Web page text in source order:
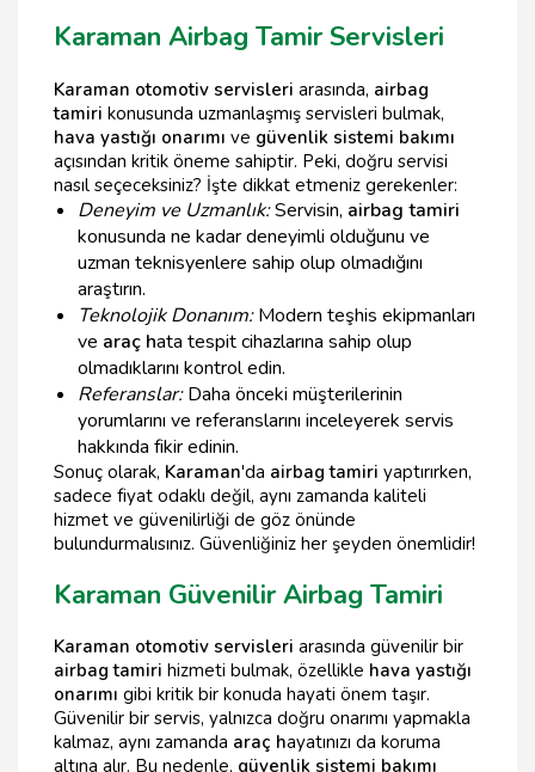
Karaman Airbag Tamir Servisleri
Karaman otomotiv servisleri arasında, airbag
tamiri konusunda uzmanlaşmış servisleri bulmak,
hava yastığı onarımı ve güvenlik sistemi bakımı
açısından kritik öneme sahiptir. Peki, doğru servisi
nasıl seçeceksiniz? İşte dikkat etmeniz gerekenler:
Deneyim ve Uzmanlık:Servisin, airbag tamiri
konusunda ne kadar deneyimli olduğunu ve
uzman teknisyenlere sahip olup olmadığını
araştırın.
Teknolojik Donanım:Modern teşhis ekipmanları
ve araç hata tespit cihazlarına sahip olup
olmadıklarını kontrol edin.
Referanslar:Daha önceki müşterilerinin
yorumlarını ve referanslarını inceleyerek servis
hakkında fikir edinin.
Sonuç olarak, Karaman'da airbag tamiri yaptırırken,
sadece fiyat odaklı değil, aynı zamanda kaliteli
hizmet ve güvenilirliği de göz önünde
bulundurmalısınız. Güvenliğiniz her şeyden önemlidir!
Karaman Güvenilir Airbag Tamiri
Karaman otomotiv servisleri arasında güvenilir bir
airbag tamiri hizmeti bulmak, özellikle hava yastığı
onarımı gibi kritik bir konuda hayati önem taşır.
Güvenilir bir servis, yalnızca doğru onarımı yapmakla
kalmaz, aynı zamanda araç hayatınızı da koruma
altına alır. Bu nedenle, güvenlik sistemi bakımı